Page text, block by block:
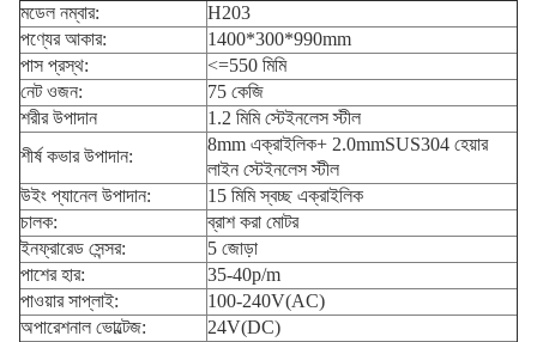
মডেল নম্বার:
H203
পণ্যের আকার:
1400*300*990mm
পাস প্রস্থ:
<=550 মিমি
নেট ওজন:
75 কেজি
শরীর উপাদান
1.2 মিমি স্টেইনলেস স্টীল
শীর্ষ কভার উপাদান:
8mm এক্রাইলিক+ 2.0mmSUS304 হেয়ার
লাইন স্টেইনলেস স্টীল
উইং প্যানেল উপাদান:
15 মিমি স্বচ্ছ এক্রাইলিক
চালক:
ব্রাশ করা মোটর
ইনফ্রারেড সেন্সর:
5 জোড়া
পাশের হার:
35-40p/m
পাওয়ার সাপ্লাই:
100-240V(AC)
অপারেশনাল ভোল্টেজ:
24V(DC)